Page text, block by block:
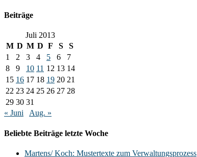
Beiträge
Juli 2013
M D M D F S
S
1
2 3 4 5 6
7
8
9 10 11 12 13 14
15 16 17 18 19 20 21
22 23 24 25 26 27 28
29 30 31
« Juni
Aug. »
Beliebte Beiträge letzte Woche
Martens/ Koch: Mustertexte zum Verwaltungsprozess